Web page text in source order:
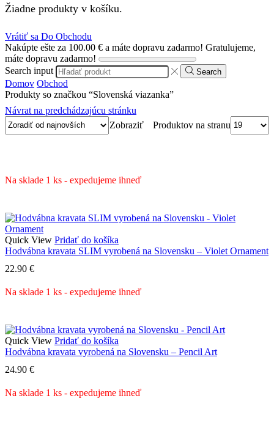
Žiadne produkty v košíku.
Vrátiť sa Do Obchodu
Nakúpte ešte za 100.00 € a máte dopravu zadarmo! Gratulujeme,
máte dopravu zadarmo!
Search input
Search
Domov Obchod
Produkty so značkou “Slovenská viazanka”
Návrat na predchádzajúcu stránku
Zobraziť
Produktov na stranu
Na sklade 1 ks - expedujeme ihneď
Quick View Pridať do košíka
Hodvábna kravata SLIM vyrobená na Slovensku – Violet Ornament
22.90 €
Na sklade 1 ks - expedujeme ihneď
Quick View Pridať do košíka
Hodvábna kravata vyrobená na Slovensku – Pencil Art
24.90 €
Na sklade 1 ks - expedujeme ihneď